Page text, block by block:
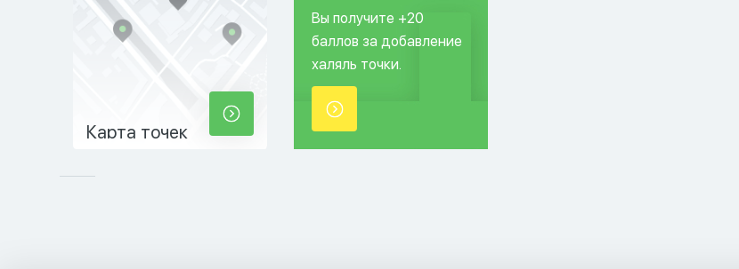
Карта точек
Вы получите +20
баллов за добавление
халяль точки.